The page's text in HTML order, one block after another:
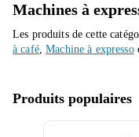
Machines à
Les produits de cette
à café,Machine à expresso
Produits populaires